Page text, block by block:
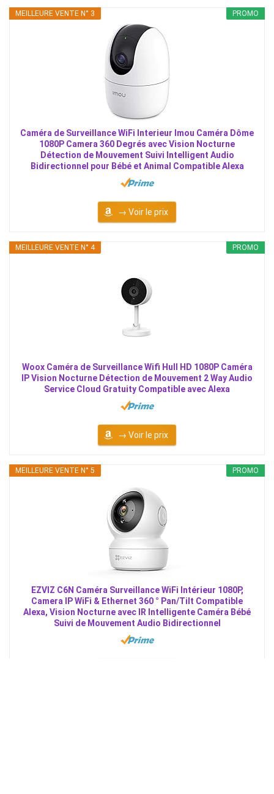
PROMO
MEILLEURE VENTE N° 3
Caméra de Surveillance WiFi Interieur Imou Caméra Dôme
1080P Camera 360 Degrés avec Vision Nocturne
Détection de Mouvement Suivi Intelligent Audio
Bidirectionnel pour Bébé et Animal Compatible Alexa
→ Voir le prix
PROMO
MEILLEURE VENTE N° 4
Woox Caméra de Surveillance Wifi Hull HD 1080P Caméra
IP Vision Nocturne Détection de Mouvement 2 Way Audio
Service Cloud Gratuity Compatible avec Alexa
→ Voir le prix
PROMO
MEILLEURE VENTE N° 5
EZVIZ C6N Caméra Surveillance WiFi Intérieur 1080P,
Camera IP WiFi & Ethernet 360 ° Pan/Tilt Compatible
Alexa, Vision Nocturne avec IR Intelligente Caméra Bébé
Suivi de Mouvement Audio Bidirectionnel